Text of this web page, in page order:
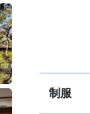
制服